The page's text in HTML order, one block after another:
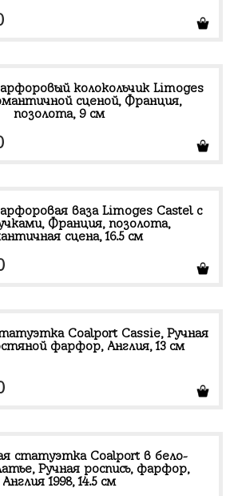
колокольчик Limoges
сценой, Франция,
позолота, 9 см
ваза Limoges Castel с
Франция, позолота,
сцена, 16.5 см
Coalport Cassie, Ручная
фарфор, Англия, 13 см
статуэтка Coalport в бело-
Ручная роспись, фарфор,
Англия 1998, 14.5 см